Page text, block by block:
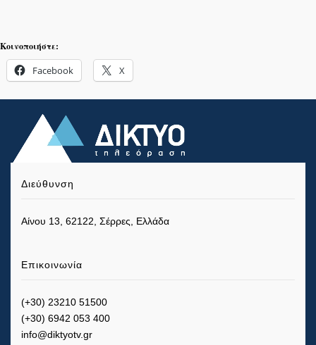
Κοινοποιήστε:
Facebook X
Διεύθυνση
Αίνου 13, 62122, Σέρρες, Ελλάδα
Επικοινωνία
(+30) 23210 51500
(+30) 6942 053 400
info@diktyotv.gr